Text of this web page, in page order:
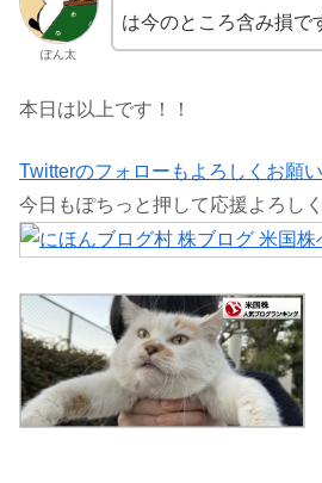
ぽん太
は今のところ含み損で
本日は以上です！！
Twitterのフォローもよろしくお願い
今日もぽちっと押して応援よろし